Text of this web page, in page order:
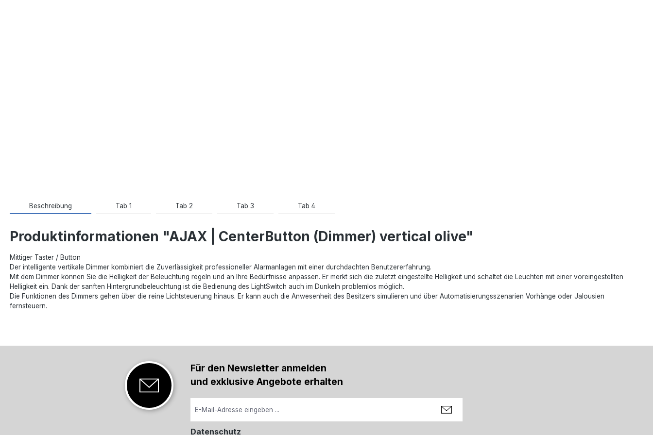
Beschreibung Tab 1 Tab 2 Tab 3 Tab 4
Produktinformationen "AJAX | CenterButton (Dimmer) vertical olive"
Mittiger Taster / Button
Der intelligente vertikale Dimmer kombiniert die Zuverlässigkeit professioneller Alarmanlagen mit einer durchdachten Benutzererfahrung.
Mit dem Dimmer können Sie die Helligkeit der Beleuchtung regeln und an Ihre Bedürfnisse anpassen. Er merkt sich die zuletzt eingestellte Helligkeit und schaltet die Leuchten mit einer voreingestellten
Helligkeit ein. Dank der sanften Hintergrundbeleuchtung ist die Bedienung des LightSwitch auch im Dunkeln problemlos möglich.
Die Funktionen des Dimmers gehen über die reine Lichtsteuerung hinaus. Er kann auch die Anwesenheit des Besitzers simulieren und über Automatisierungsszenarien Vorhänge oder Jalousien
fernsteuern.
Für den Newsletter anmelden
und exklusive Angebote erhalten
Datenschutz